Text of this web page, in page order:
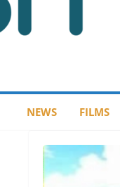
NEWS FILMS